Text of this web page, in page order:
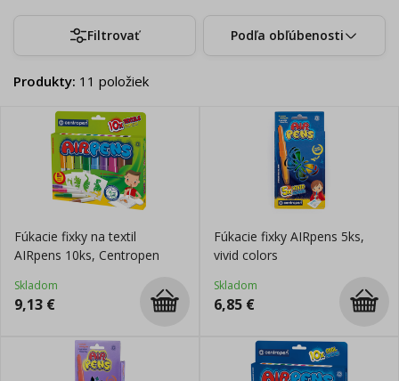
Filtrovať Podľa obľúbenosti
Produkty: 11 položiek
Fúkacie fixky na textil
AIRpens 10ks, Centropen
Skladom
9,13 €
Fúkacie fixky AIRpens 5ks,
vivid colors
Skladom
6,85 €